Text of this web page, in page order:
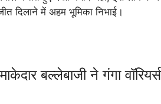
दिलाने में अहम भूमिका निभाई।
बल्लेबाजी ने गंगा